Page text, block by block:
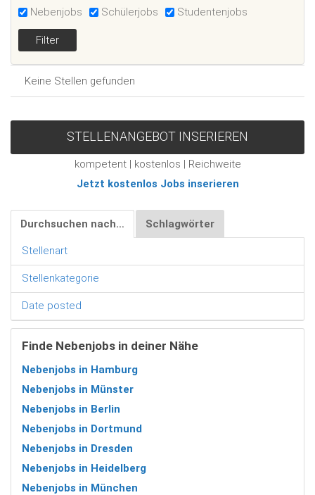
Nebenjobs Schülerjobs Studentenjobs
Keine Stellen gefunden
STELLENANGEBOT INSERIEREN
kompetent | kostenlos | Reichweite
Jetzt kostenlos Jobs inserieren
Durchsuchen nach… Schlagwörter
Stellenart
Stellenkategorie
Date posted
Finde Nebenjobs in deiner Nähe
Nebenjobs in Hamburg
Nebenjobs in Münster
Nebenjobs in Berlin
Nebenjobs in Dortmund
Nebenjobs in Dresden
Nebenjobs in Heidelberg
Nebenjobs in München